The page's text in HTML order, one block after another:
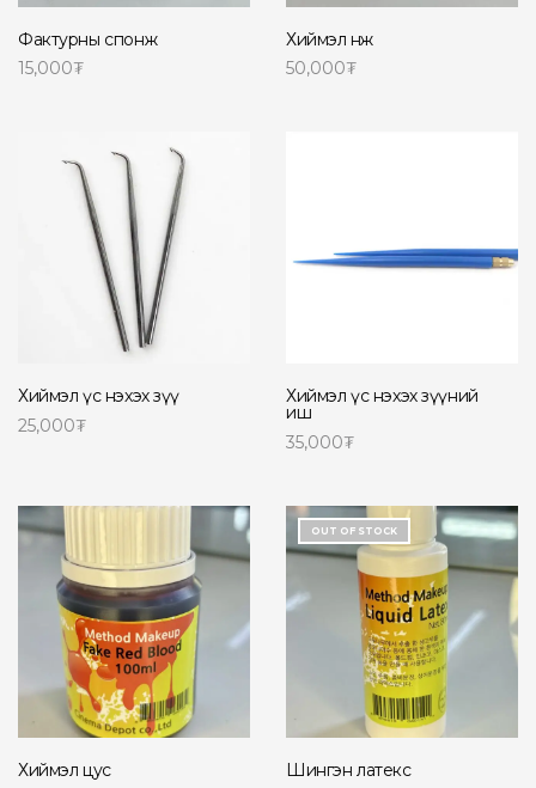
Фактурны спонж
15,000₮
Хиймэл нөж
50,000₮
Хиймэл үс нэхэх зүү
25,000₮
Хиймэл үс нэхэх зүүний
иш
35,000₮
Хиймэл цус
OUT OF STOCK
Шингэн латекс